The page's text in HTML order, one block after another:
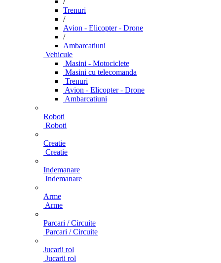
Trenuri
/
Avion - Elicopter - Drone
/
Ambarcatiuni
Vehicule
Masini - Motociclete
Masini cu telecomanda
Trenuri
Avion - Elicopter - Drone
Ambarcatiuni
Roboti
Roboti
Creatie
Creatie
Indemanare
Indemanare
Arme
Arme
Parcari / Circuite
Parcari / Circuite
Jucarii rol
Jucarii rol